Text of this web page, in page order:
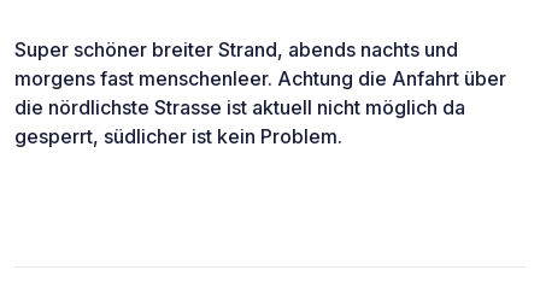
Super schöner breiter Strand, abends nachts und
morgens fast menschenleer. Achtung die Anfahrt über
die nördlichste Strasse ist aktuell nicht möglich da
gesperrt, südlicher ist kein Problem.